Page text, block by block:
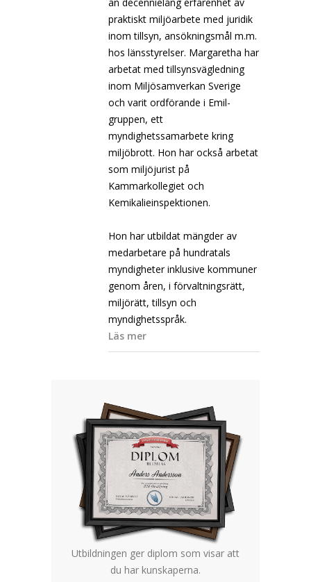
praktiskt miljöarbete med juridik
inom tillsyn, ansökningsmål m.m.
hos länsstyrelser. Margaretha har
arbetat med tillsynsvägledning
inom Miljösamverkan Sverige
och varit ordförande i Emil-
gruppen, ett
myndighetssamarbete kring
miljöbrott. Hon har också arbetat
som miljöjurist på
Kammarkollegiet och
Kemikalieinspektionen.
Hon har utbildat mängder av
medarbetare på hundratals
myndigheter inklusive kommuner
genom åren, i förvaltningsrätt,
miljörätt, tillsyn och
myndighetsspråk.
Läs mer
Utbildningen ger diplom som visar att
du har kunskaperna.